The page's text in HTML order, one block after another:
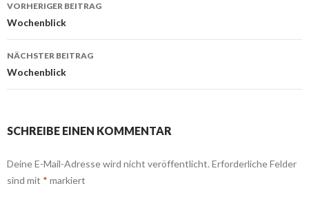
Beitrags-
Navigation
VORHERIGER BEITRAG
Wochenblick
NÄCHSTER BEITRAG
Wochenblick
SCHREIBE EINEN KOMMENTAR
Deine E-Mail-Adresse wird nicht veröffentlicht. Erforderliche Felder
sind mit * markiert